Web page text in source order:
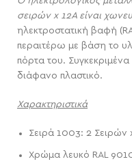
σειρών x 12A είναι
ηλεκτροστατική βαφή
περαιτέρω με βάση το
πόρτα του.
διάφανο πλαστικό.
Χαρακτηριστικά
Σειρά 1003: 2 Σειρών
Χρώμα λευκό RAL